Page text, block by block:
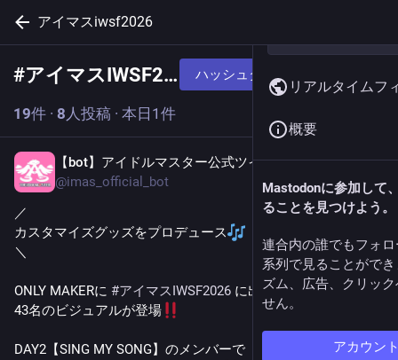
アイマスiwsf2026
#アイマスIWSF2026 ハッシュタグをフォローする
19件 · 8 人投稿 · 本日1件
3時間前
【bot】アイドルマスター公式ツイッター
@imas_official_bot
／
カスタマイズグッズをプロデュース
＼
ONLY MAKERに #アイマスIWSF2026 に出演した
43名のビジュアルが登場
DAY2【SING MY SONG】のメンバーで
リアルタイムフ
概要
Mastodonに参加して
ることを見つけよう。
連合内の誰でもフォ
系列で見ることがで
ズム、広告、クリッ
せん。
アカウン